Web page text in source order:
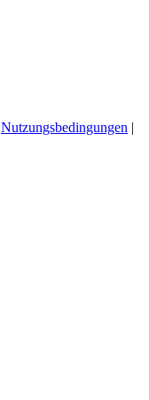
Nutzungsbedingungen |